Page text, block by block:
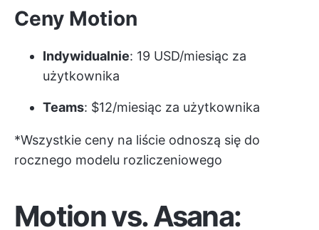
Ceny Motion
Indywidualnie: 19 USD/miesiąc za
użytkownika
Teams: $12/miesiąc za użytkownika
*Wszystkie ceny na liście odnoszą się do
rocznego modelu rozliczeniowego
Motion vs. Asana: